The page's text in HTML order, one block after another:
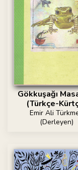
Gökkuşağı
(Türkçe-
Emir Ali
(Derleyen)